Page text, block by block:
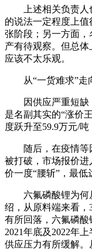
上述相关负责人也
的说法一定程度上
张阶段；另一方面
产有待观察。但总
应该不太乐观。
从“一货难求”走
因供应严重短缺，
是名副其实的“涨价
度跃升至59.9万元/吨
随后，在疫情等
被打破，市场报价
价一度“腰斩”，最低
六氟磷酸锂为何从
绍，从原料端来看
有所回落，六氟磷酸
2021年底及2022年
供应压力有所缓解